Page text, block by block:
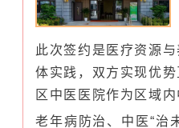
此次签约是医疗资源
体实践，双方实现优
区中医医院作为区域
老年病防治、中医“治